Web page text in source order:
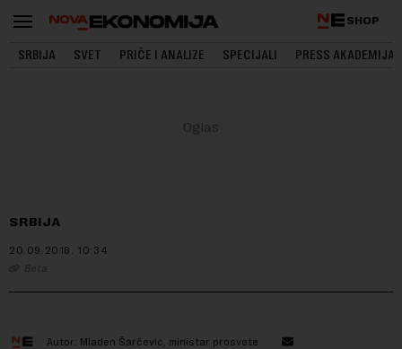
SHOP
SRBIJA SVET PRIČE I ANALIZE SPECIJALI PRESS AKADEMIJA
SRBIJA
20.09.2018. 10:34
Beta
Autor: Mladen Šarčević, ministar prosvete